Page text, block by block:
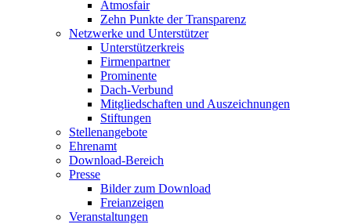
Atmosfair
Zehn Punkte der Transparenz
Netzwerke und Unterstützer
Unterstützerkreis
Firmenpartner
Prominente
Dach-Verbund
Mitgliedschaften und Auszeichnungen
Stiftungen
Stellenangebote
Ehrenamt
Download-Bereich
Presse
Bilder zum Download
Freianzeigen
Veranstaltungen